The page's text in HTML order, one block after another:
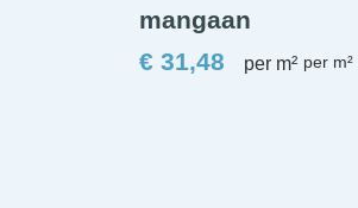
mangaan
€ 31,48 per m²